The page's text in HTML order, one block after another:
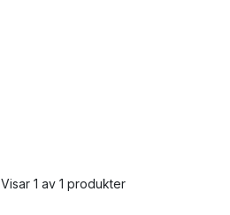
Visar 1 av 1 produkter